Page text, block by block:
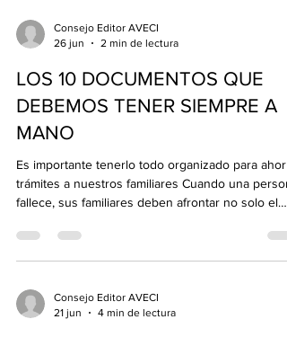
Sanitaria Inteligente (TSI). ¿En qué consiste? Cada
ciudadano recibiría, como ya tenemos, la misma
Consejo Editor AVECI
26 jun
2 min de lectura
LOS 10 DOCUMENTOS QUE
DEBEMOS TENER SIEMPRE A
MANO
Es importante tenerlo todo organizado para
trámites a nuestros familiares Cuando una
fallece, sus familiares deben afrontar no solo el
administrativas. Encontrar escrituras, pólizas,
bancarios o documentos legales puede
organización previa. Por eso, no está de más
preparar una carpeta con la documentación
Consejo Editor AVECI
21 jun
4 min de lectura